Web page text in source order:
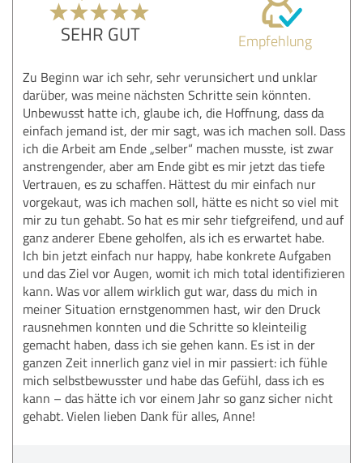
SEHR GUT Empfehlung
Zu Beginn war ich sehr, sehr verunsichert und unklar
darüber, was meine nächsten Schritte sein könnten.
Unbewusst hatte ich, glaube ich, die Hoffnung, dass da
einfach jemand ist, der mir sagt, was ich machen soll. Dass
ich die Arbeit am Ende „selber“ machen musste, ist zwar
anstrengender, aber am Ende gibt es mir jetzt das tiefe
Vertrauen, es zu schaffen. Hättest du mir einfach nur
vorgekaut, was ich machen soll, hätte es nicht so viel mit
mir zu tun gehabt. So hat es mir sehr tiefgreifend, und auf
ganz anderer Ebene geholfen, als ich es erwartet habe.
Ich bin jetzt einfach nur happy, habe konkrete Aufgaben
und das Ziel vor Augen, womit ich mich total identifizieren
kann. Was vor allem wirklich gut war, dass du mich in
meiner Situation ernstgenommen hast, wir den Druck
rausnehmen konnten und die Schritte so kleinteilig
gemacht haben, dass ich sie gehen kann. Es ist in der
ganzen Zeit innerlich ganz viel in mir passiert: ich fühle
mich selbstbewusster und habe das Gefühl, dass ich es
kann – das hätte ich vor einem Jahr so ganz sicher nicht
gehabt. Vielen lieben Dank für alles, Anne!